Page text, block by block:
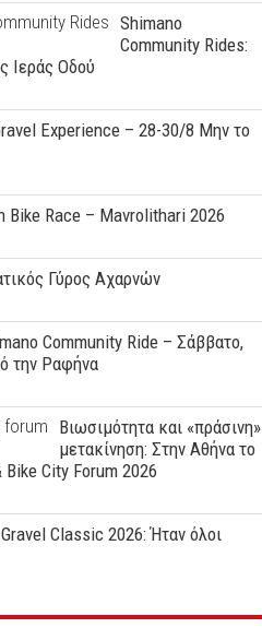
Shimano
Community Rides:
Ιεράς Οδού
Experience – 28-30/8 Μην το
Bike Race – Mavrolithari 2026
Γύρος Αχαρνών
Community Ride – Σάββατο,
την Ραφήνα
Βιωσιμότητα και «πράσινη»
μετακίνηση: Στην Αθήνα το
City Forum 2026
Classic 2026: Ήταν όλοι